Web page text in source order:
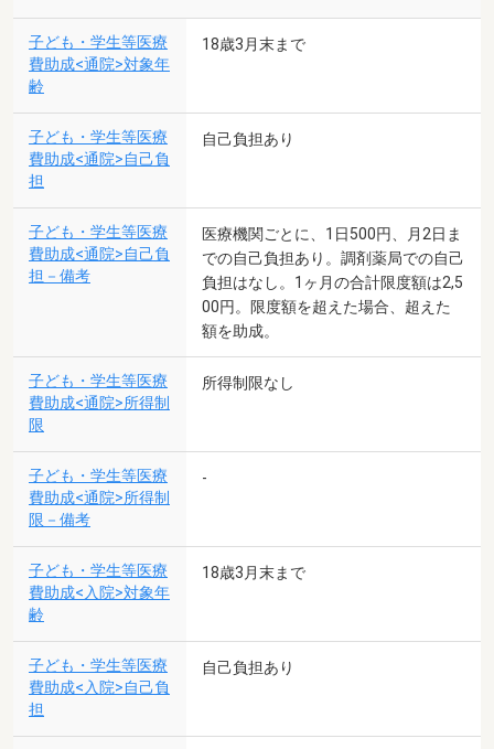
子ども・学生等医療
費助成<通院>対象年
齢
18歳3月末まで
子ども・学生等医療
費助成<通院>自己負
担
自己負担あり
子ども・学生等医療
費助成<通院>自己負
担－備考
医療機関ごとに、1日500円、月2日ま
での自己負担あり。調剤薬局での自己
負担はなし。1ヶ月の合計限度額は2,5
00円。限度額を超えた場合、超えた
額を助成。
子ども・学生等医療
費助成<通院>所得制
限
所得制限なし
子ども・学生等医療
費助成<通院>所得制
限－備考
-
子ども・学生等医療
費助成<入院>対象年
齢
18歳3月末まで
子ども・学生等医療
費助成<入院>自己負
担
自己負担あり